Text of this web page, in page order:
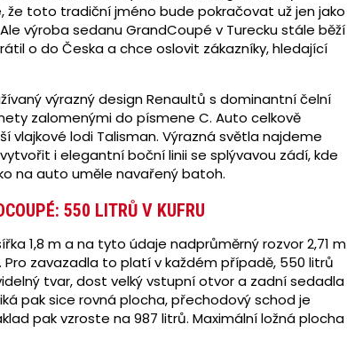
že toto tradiční jméno bude pokračovat už jen jako
výroba sedanu GrandCoupé v Turecku stále běží
o do Česka a chce oslovit zákazníky, hledající
výrazný design Renaultů s dominantní čelní
zalomenými do písmene C. Auto celkově
vlajkové lodi Talisman. Výrazná světla najdeme
i elegantní boční linii se splývavou zádí, kde
na auto uměle navařený batoh.
550 LITRŮ V KUFRU
1,8 m a na tyto údaje nadprůměrný rozvor 2,71 m
zavazadla to platí v každém případě, 550 litrů
tvar, dost velký vstupní otvor a zadní sedadla
pak sice rovná plocha, přechodový schod je
pak vzroste na 987 litrů. Maximální ložná plocha